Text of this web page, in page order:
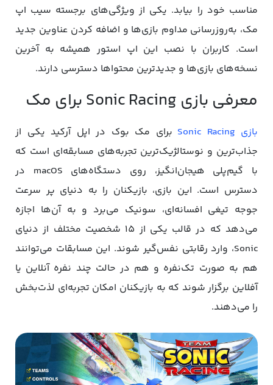
مناسب خود را بیابد. یکی از ویژگی‌های برجسته سیب اپ
مک، به‌روزرسانی مداوم بازی‌ها و اضافه کردن عناوین جدید
است. کاربران با نصب این اپ استور همیشه به آخرین
نسخه‌های بازی‌ها و جدیدترین محتواها دسترسی دارند.
معرفی بازی Sonic Racing برای مک
بازی Sonic Racing
برای مک بوک در اپل آرکید یکی از
جذاب‌ترین و نوستالژیک‌ترین تجربه‌های مسابقه‌ای است که
با گیم‌پلی هیجان‌انگیز، روی دستگاه‌های macOS در
دسترس است. این بازی، بازیکنان را به دنیای پر سرعت
جوجه تیغی افسانه‌ای، سونیک می‌برد و به آن‌ها اجازه
می‌دهد که در قالب یکی از 15 شخصیت مختلف از دنیای
Sonic، وارد رقابتی نفس‌گیر شوند. این مسابقات می‌توانند
هم به صورت تک‌نفره و هم در حالت چند نفره آنلاین یا
آفلاین برگزار شوند که به بازیکنان امکان تجربه‌ای لذت‌بخش
را می‌دهند.